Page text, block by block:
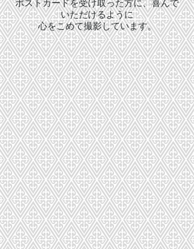
ポストカードを受け取った方に、喜んで
いただけるように
心をこめて撮影しています。